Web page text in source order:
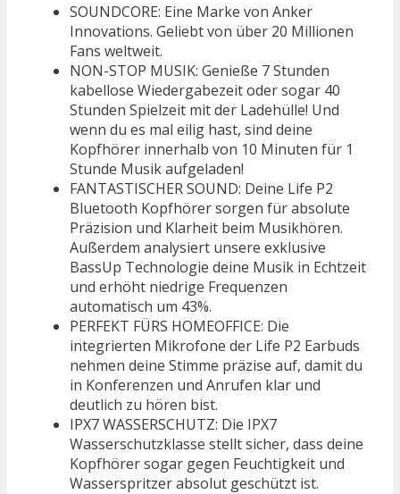
SOUNDCORE: Eine Marke von Anker
Innovations. Geliebt von über 20 Millionen
Fans weltweit.
NON-STOP MUSIK: Genieße 7 Stunden
kabellose Wiedergabezeit oder sogar 40
Stunden Spielzeit mit der Ladehülle! Und
wenn du es mal eilig hast, sind deine
Kopfhörer innerhalb von 10 Minuten für 1
Stunde Musik aufgeladen!
FANTASTISCHER SOUND: Deine Life P2
Bluetooth Kopfhörer sorgen für absolute
Präzision und Klarheit beim Musikhören.
Außerdem analysiert unsere exklusive
BassUp Technologie deine Musik in Echtzeit
und erhöht niedrige Frequenzen
automatisch um 43%.
PERFEKT FÜRS HOMEOFFICE: Die
integrierten Mikrofone der Life P2 Earbuds
nehmen deine Stimme präzise auf, damit du
in Konferenzen und Anrufen klar und
deutlich zu hören bist.
IPX7 WASSERSCHUTZ: Die IPX7
Wasserschutzklasse stellt sicher, dass deine
Kopfhörer sogar gegen Feuchtigkeit und
Wasserspritzer absolut geschützt ist.